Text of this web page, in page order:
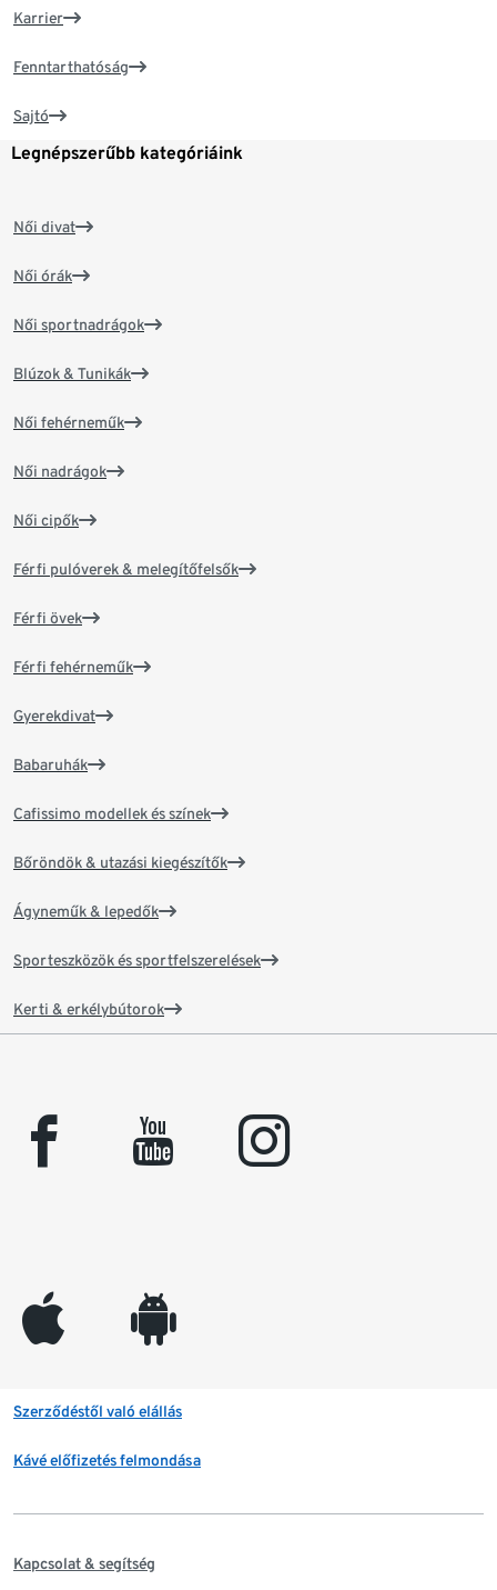
Karrier
Fenntarthatóság
Sajtó
Legnépszerűbb kategóriáink
Női divat
Női órák
Női sportnadrágok
Blúzok & Tunikák
Női fehérneműk
Női nadrágok
Női cipők
Férfi pulóverek & melegítőfelsők
Férfi övek
Férfi fehérneműk
Gyerekdivat
Babaruhák
Cafissimo modellek és színek
Bőröndök & utazási kiegészítők
Ágyneműk & lepedők
Sporteszközök és sportfelszerelések
Kerti & erkélybútorok
facebook youtube instagram
appleinc android
Szerződéstől való elállás
Kávé előfizetés felmondása
Kapcsolat & segítség